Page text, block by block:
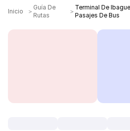
Inicio ＞
Guía De
Rutas
＞
Terminal De
Pasajes De Bus